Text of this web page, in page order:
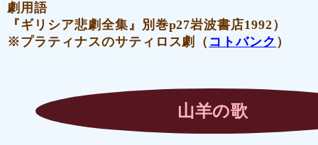
劇用語
『ギリシア悲劇全集』別巻p27岩波書店1992）
※プラティナスのサティロス劇（ コトバンク ）
山羊の歌